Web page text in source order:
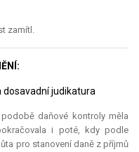
zamítl.
dosavadní judikatura
daňové kontroly měla
i poté, kdy podle
pro stanovení daně z příjmů